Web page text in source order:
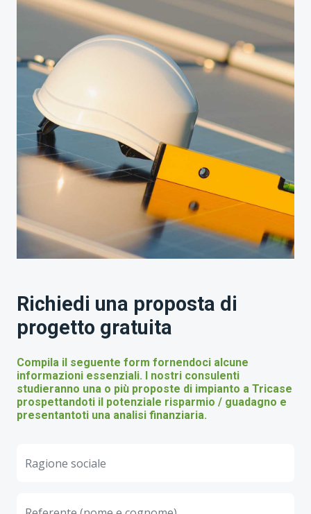
Richiedi una proposta di
progetto gratuita
Compila il seguente form fornendoci alcune
informazioni essenziali. I nostri consulenti
studieranno una o più proposte di impianto a Tricase
prospettandoti il potenziale risparmio / guadagno e
presentantoti una analisi finanziaria.